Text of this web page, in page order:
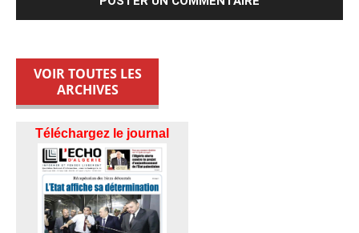
VOIR TOUTES LES
ARCHIVES